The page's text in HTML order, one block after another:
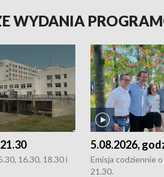
WYDANIA
16.30, 18.30 i
5.08.2026,
Emisja codziennie
21.30.